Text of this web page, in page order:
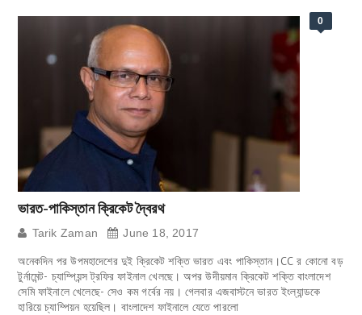
0
ভারত-পাকিস্তান ক্রিকেট দ্বৈরথ
Tarik Zaman June 18, 2017
অনেকদিন পর উপমহাদেশের দুই ক্রিকেট শক্তি ভারত এবং পাকিস্তান।CC র কোনো বড়
টুর্নামেন্ট- চ্যাম্পিয়ন্স ট্রফির ফাইনাল খেলছে। অপর উদীয়মান ক্রিকেট শক্তি বাংলাদেশ
সেমি ফাইনালে খেলেছে- সেও কম গর্বের নয়। গেলবার এজবাস্টনে ভারত ইংল্যান্ডকে
হারিয়ে চ্যাম্পিয়ন হয়েছিল। বাংলাদেশ ফাইনালে যেতে পারলো